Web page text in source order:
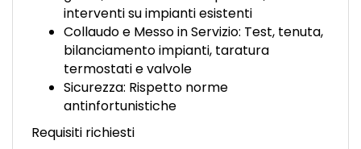
interventi su impianti esistenti
Collaudo e Messo in Servizio: Test, tenuta,
bilanciamento impianti, taratura
termostati e valvole
Sicurezza: Rispetto norme
antinfortunistiche
Requisiti richiesti